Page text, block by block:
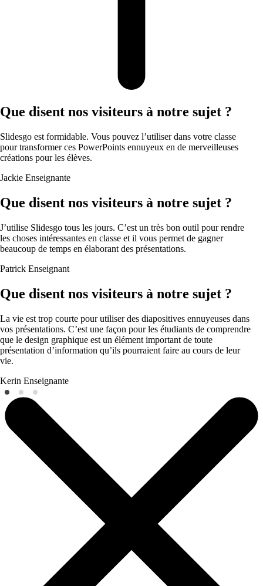
Que disent nos visiteurs à notre sujet ?
Slidesgo est formidable. Vous pouvez l’utiliser dans votre classe
pour transformer ces PowerPoints ennuyeux en de merveilleuses
créations pour les élèves.
Jackie Enseignante
Que disent nos visiteurs à notre sujet ?
J’utilise Slidesgo tous les jours. C’est un très bon outil pour rendre
les choses intéressantes en classe et il vous permet de gagner
beaucoup de temps en élaborant des présentations.
Patrick Enseignant
Que disent nos visiteurs à notre sujet ?
La vie est trop courte pour utiliser des diapositives ennuyeuses dans
vos présentations. C’est une façon pour les étudiants de comprendre
que le design graphique est un élément important de toute
présentation d’information qu’ils pourraient faire au cours de leur
vie.
Kerin Enseignante